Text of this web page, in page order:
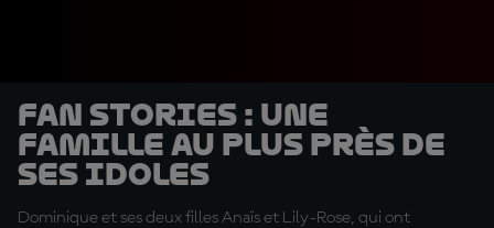
Fan Stories : Une
famille au plus près de
ses idoles
Dominique et ses deux filles Anaïs et Lily-Rose, qui ont